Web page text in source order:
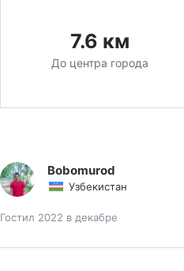
7.6 км
До центра города
Bobomurod
Узбекистан
Гостил 2022 в декабре